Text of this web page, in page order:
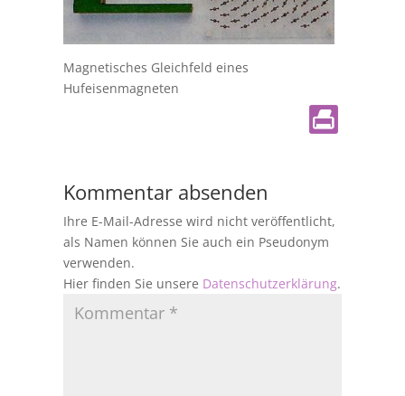
Magnetisches Gleichfeld eines
Hufeisenmagneten
Kommentar absenden
Ihre E-Mail-Adresse wird nicht veröffentlicht,
als Namen können Sie auch ein Pseudonym
verwenden.
Hier finden Sie unsere Datenschutzerklärung.